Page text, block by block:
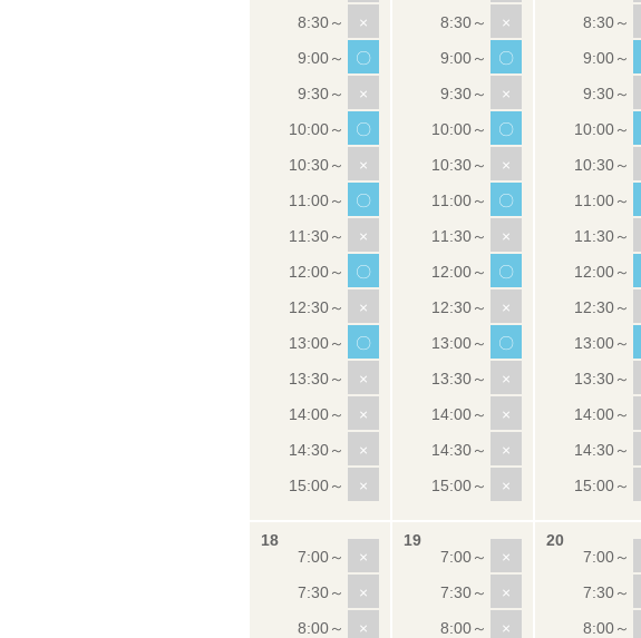
×
〇
×
〇
×
〇
×
〇
×
〇
×
×
×
×
×
〇
×
〇
×
〇
×
〇
×
〇
×
×
×
×
×
×
×
×
×
×